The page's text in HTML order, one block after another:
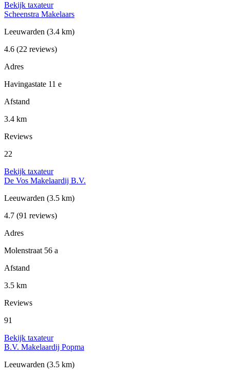
Bekijk taxateur
Scheenstra Makelaars
Leeuwarden (3.4 km)
4.6 (22 reviews)
Adres
Havingastate 11 e
Afstand
3.4 km
Reviews
22
Bekijk taxateur
De Vos Makelaardij B.V.
Leeuwarden (3.5 km)
4.7 (91 reviews)
Adres
Molenstraat 56 a
Afstand
3.5 km
Reviews
91
Bekijk taxateur
B.V. Makelaardij Popma
Leeuwarden (3.5 km)